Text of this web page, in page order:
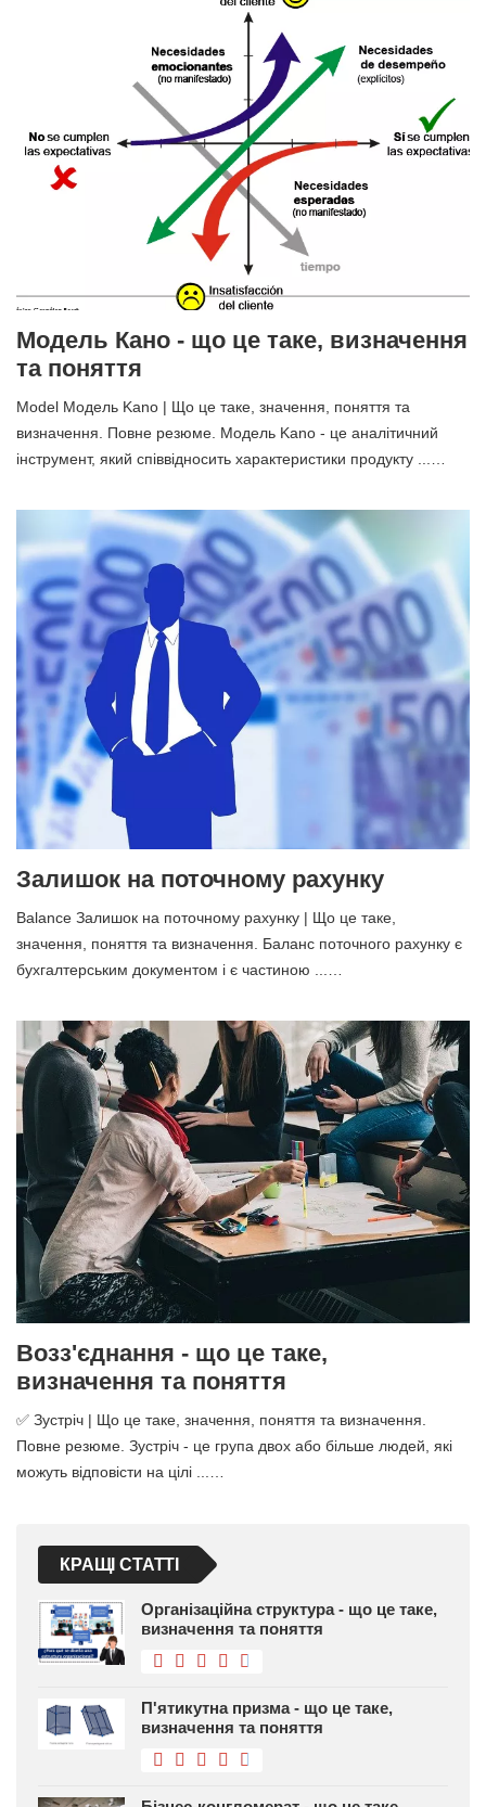
Модель Кано - що це таке, визначення
та поняття
Model Модель Kano | Що це таке, значення, поняття та
визначення. Повне резюме. Модель Kano - це аналітичний
інструмент, який співвідносить характеристики продукту ...…
Залишок на поточному рахунку
Balance Залишок на поточному рахунку | Що це таке,
значення, поняття та визначення. Баланс поточного рахунку є
бухгалтерським документом і є частиною ...…
Возз'єднання - що це таке,
визначення та поняття
✅ Зустріч | Що це таке, значення, поняття та визначення.
Повне резюме. Зустріч - це група двох або більше людей, які
можуть відповісти на цілі ...…
КРАЩІ СТАТТІ
Організаційна структура - що це таке,
визначення та поняття
П'ятикутна призма - що це таке,
визначення та поняття